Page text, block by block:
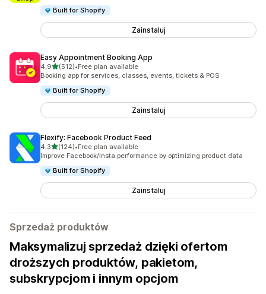
Built for Shopify
Zainstaluj
Easy Appointment Booking App
4,9na 5 gwiazdek
(512)
Łączna liczba recenzji: 512
•Free plan available
Booking app for services, classes, events, tickets & POS
Built for Shopify
Zainstaluj
Flexify: Facebook Product Feed
4,3na 5 gwiazdek
(124)
Łączna liczba recenzji: 124
•Free plan available
Improve Facebook/Insta performance by optimizing product data
Built for Shopify
Zainstaluj
Sprzedaż produktów
Maksymalizuj sprzedaż dzięki ofertom
droższych produktów, pakietom,
subskrypcjom i innym opcjom